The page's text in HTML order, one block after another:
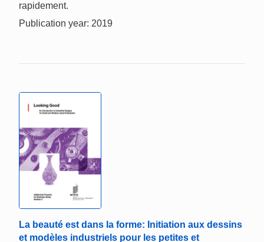
rapidement.
Publication year: 2019
La beauté est dans la forme: Initiation aux dessins
et modèles industriels pour les petites et